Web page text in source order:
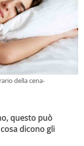
della cena-
questo può
dicono gli